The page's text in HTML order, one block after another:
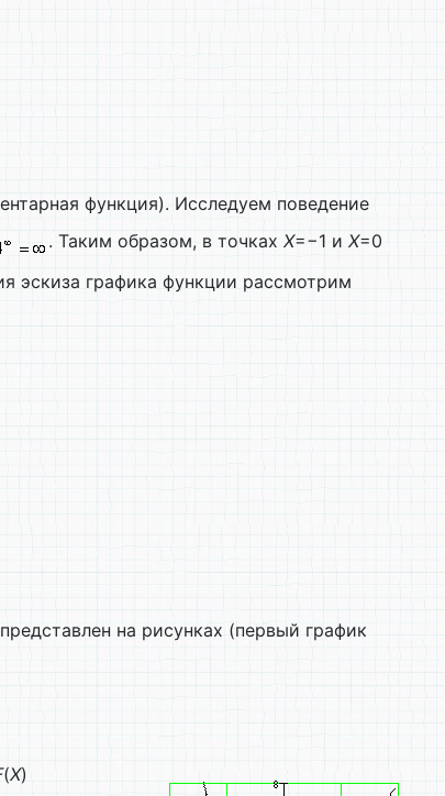
функция). Исследуем поведение
. Таким образом, в точках X=−1 и X=0
эскиза графика функции рассмотрим
на рисунках (первый график
(X)